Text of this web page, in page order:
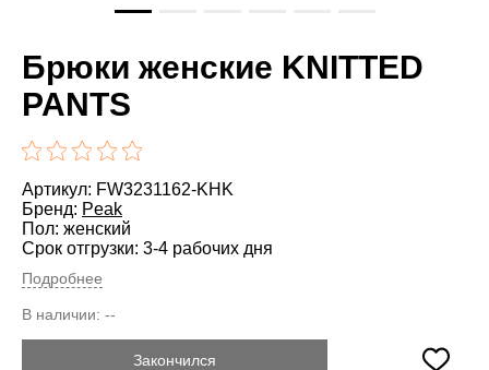
Брюки женские KNITTED
PANTS
Артикул: FW3231162-KHK
Бренд: Peak
Пол: женский
Срок отгрузки: 3-4 рабочих дня
Подробнее
В наличии: --
Закончился